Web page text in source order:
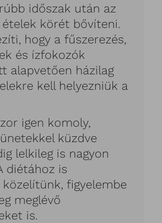
időszak után az
körét bővíteni.
hogy a fűszerezés,
és ízfokozók
alapvetően házilag
kell helyezniük a
igen komoly,
küzdve
lelkileg is nagyon
diétához is
figyelembe
meglévő
is.